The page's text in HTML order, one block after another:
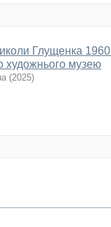
Глущенка
художнього музею
(2025)